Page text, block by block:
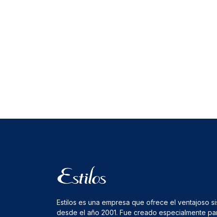
Estilos es una empresa que ofrece el ventajoso
desde el año 2001. Fue creado especialmente